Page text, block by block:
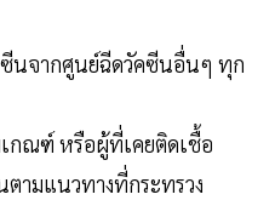
นจากศูนย์ฉีดวัคซีนอื่นๆ ทุก
กณฑ์ หรือผู้ที่เคยติดเชื้อ
ตามแนวทางที่กระทรวง